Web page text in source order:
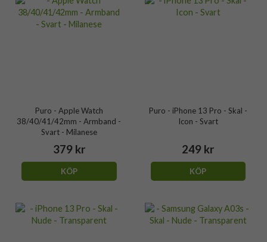
Puro - Apple Watch
38/40/41/42mm - Armband -
Svart - Milanese
379 kr
KÖP
Puro - iPhone 13 Pro - Skal -
Icon - Svart
249 kr
KÖP